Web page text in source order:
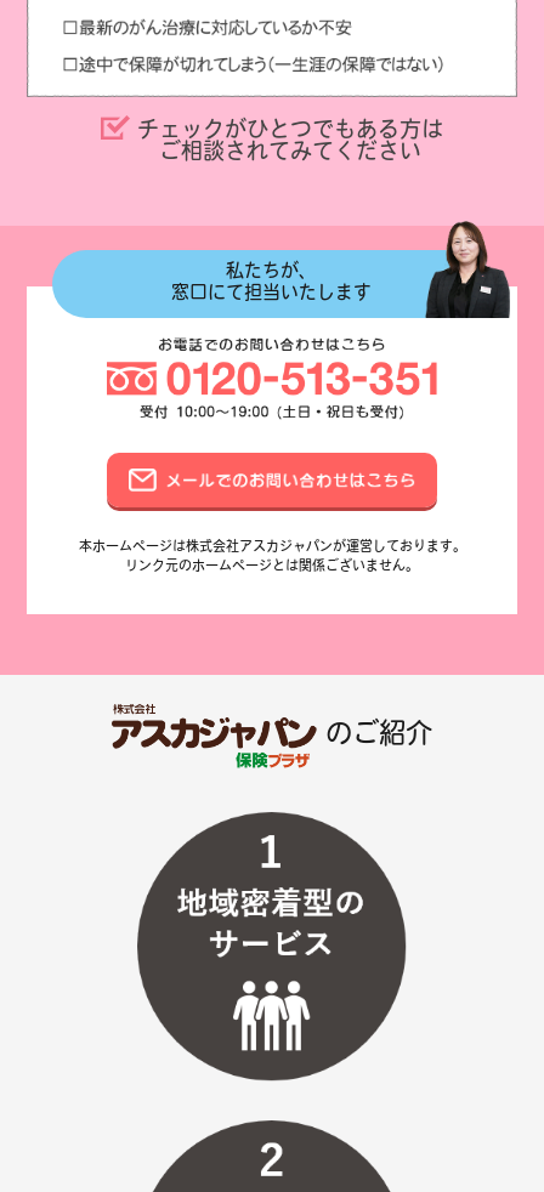
チェックがひとつでもある方は
ご相談されてみてください
私たちが、
窓口にて担当いたします
本ホームページは株式会社アスカジャパンが運営しております。
リンク元のホームページとは関係ございません。
のご紹介